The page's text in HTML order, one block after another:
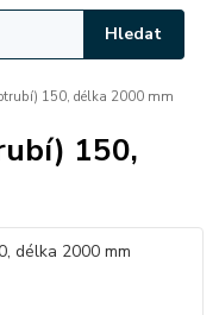
Hledat
150, délka 2000 mm
150,